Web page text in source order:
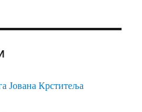
Јована Крститеља